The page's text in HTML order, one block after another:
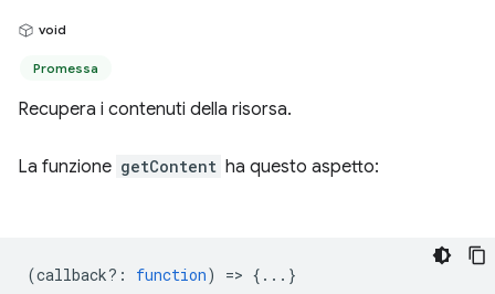
void
Promessa
Recupera i contenuti della risorsa.
La funzione getContent ha questo aspetto:
(callback? : function) => {...}